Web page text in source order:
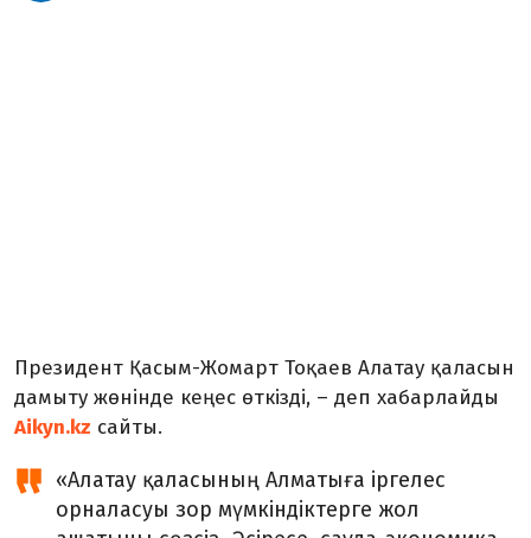
Президент Қасым-Жомарт Тоқаев Алатау қаласын
дамыту жөнінде кеңес өткізді, – деп хабарлайды
Aikyn.kz сайты.
«Алатау қаласының Алматыға іргелес
орналасуы зор мүмкіндіктерге жол